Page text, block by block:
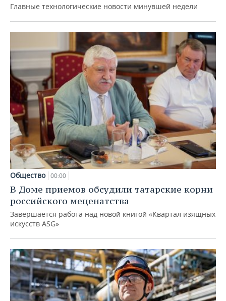
Главные технологические новости минувшей недели
Общество 00:00
В Доме приемов обсудили татарские корни
российского меценатства
Завершается работа над новой книгой «Квартал изящных
искусств ASG»